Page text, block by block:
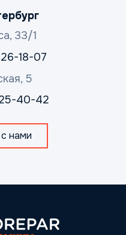
33/1
18-07
5
40-42
нами